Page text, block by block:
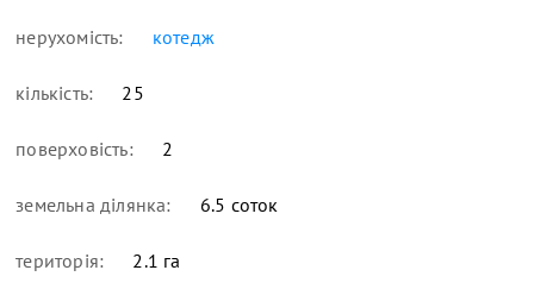
нерухомість: котедж
кількість: 25
поверховість: 2
земельна ділянка: 6.5 соток
територія: 2.1 га